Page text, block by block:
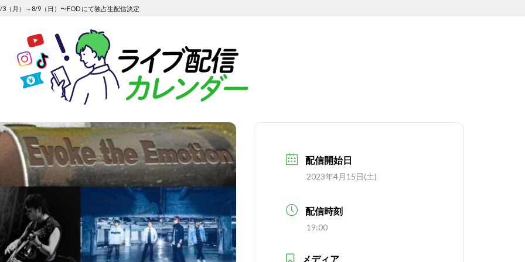
配信開始日
2023年4月15日(土)
配信時刻
19:00
メディア
（月）～8/9（日）〜FOD にて独占生配信決定